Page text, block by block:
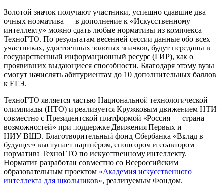
Золотой значок получают участники, успешно сдавшие два
очных норматива — в дополнение к «Искусственному
интеллекту» можно сдать любые нормативы из комплекса
ТехноГТО. По результатам весенней сессии данные обо всех
участниках, удостоенных золотых значков, будут переданы в
государственный информационный ресурс (ГИР), как о
проявивших выдающиеся способности. Благодаря этому вузы
смогут начислять абитуриентам до 10 дополнительных баллов
к ЕГЭ.
ТехноГТО является частью Национальной технологической
олимпиады (НТО) и реализуется Кружковым движением НТИ
совместно с Президентской платформой «Россия — страна
возможностей» при поддержке Движения Первых и
НИУ ВШЭ. Благотворительный фонд Сбербанка «Вклад в
будущее» выступает партнёром, спонсором и соавтором
норматива ТехноГТО по искусственному интеллекту.
Норматив разработан совместно со Всероссийским
образовательным проектом «Академия искусственного
интеллекта для школьников», реализуемым Фондом.